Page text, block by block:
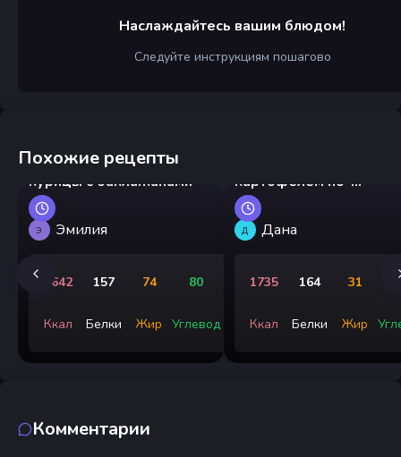
Наслаждайтесь вашим блюдом!
Следуйте инструкциям пошагово
Похожие рецепты
Китайский стир-фрай из
курицы с баклажанами
Э Эмилия
1642
Ккал
157
Белки
74
Жир
80
Углевод
картофелем по-
деревенски
Д Дана
1735
Ккал
164
Белки
31
Жир
Комментарии